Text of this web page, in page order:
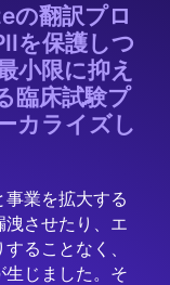
の翻訳プロ
を保護しつ
小限に抑え
臨床試験プ
カライズし
業を拡大する
させたり、エ
ることなく、
生じました。そ